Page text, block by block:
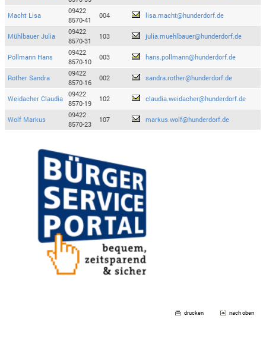
Macht Lisa
09422
8570-41
004 lisa.macht@hunderdorf.de
Mühlbauer Julia
09422
8570-31
103 julia.muehlbauer@hunderdorf.de
Pollmann Hans
09422
8570-10
003 hans.pollmann@hunderdorf.de
Rother Sandra
09422
8570-16
002 sandra.rother@hunderdorf.de
Weidacher Claudia
09422
8570-19
102 claudia.weidacher@hunderdorf.de
Wolf Markus
09422
8570-23
107 markus.wolf@hunderdorf.de
drucken nach oben